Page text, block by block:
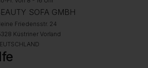
SOFA GMBH
Friedensstr. 24
Küstriner Vorland